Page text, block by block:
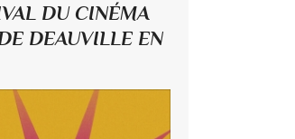
DU CINÉMA
DEAUVILLE EN